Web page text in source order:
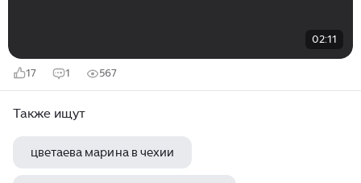
02:11
17 1 567
Также ищут
цветаева марина в чехии